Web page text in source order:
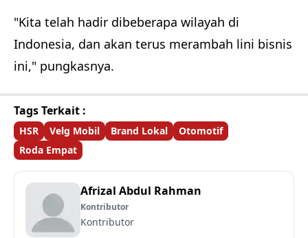
"Kita telah hadir dibeberapa wilayah di
Indonesia, dan akan terus merambah lini bisnis
ini," pungkasnya.
Tags Terkait :
HSR Velg Mobil Brand Lokal
Otomotif
Roda Empat
Afrizal Abdul Rahman
Kontributor
Kontributor